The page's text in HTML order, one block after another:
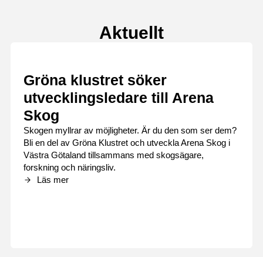
Aktuellt
Gröna klustret söker
utvecklingsledare till Arena
Skog
Skogen myllrar av möjligheter. Är du den som ser dem?
Bli en del av Gröna Klustret och utveckla Arena Skog i
Västra Götaland tillsammans med skogsägare,
forskning och näringsliv.
Läs mer